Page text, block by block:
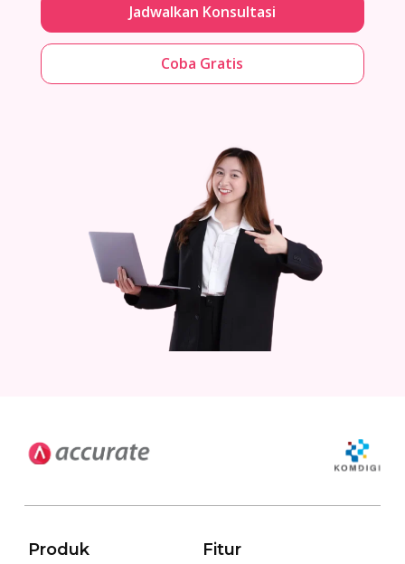
Jadwalkan Konsultasi
Coba Gratis
Produk Fitur